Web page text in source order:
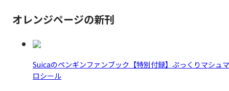
オレンジページの新刊
Suicaのペンギンファンブック【特別付録】ぷっくりマシュマ
ロシール